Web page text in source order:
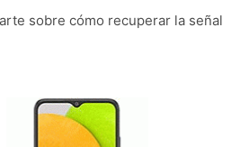
sobre cómo recuperar la señal